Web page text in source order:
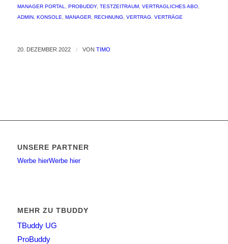
MANAGER PORTAL PROBUDDY, TESTZEITRAUM, VERTRAGLICHES ABO,
ADMIN, KONSOLE MANAGER, RECHNUNG VERTRAG VERTRÄGE
20. DEZEMBER 2022 / VON TIMO
UNSERE PARTNER
Werbe hierWerbe hier
MEHR ZU TBUDDY
TBuddy UG
ProBuddy